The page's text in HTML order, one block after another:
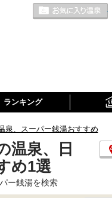
ランキング
泉、スーパー銭湯おすすめ
温泉、日
め1選
ー銭湯を検索